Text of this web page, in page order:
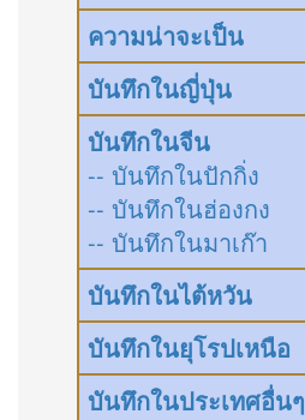
ความน่าจะเป็น
บันทึกในญี่ปุ่น
บันทึกในจีน
-- บันทึกในปักกิ่ง
-- บันทึกในฮ่องกง
-- บันทึกในมาเก๊า
บันทึกในไต้หวัน
บันทึกในยุโรปเหนือ
บันทึกในประเทศอื่นๆ